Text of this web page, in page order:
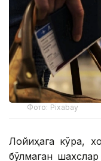
Фото: Pixabay
Лойиҳага кўра,
бўлмаган